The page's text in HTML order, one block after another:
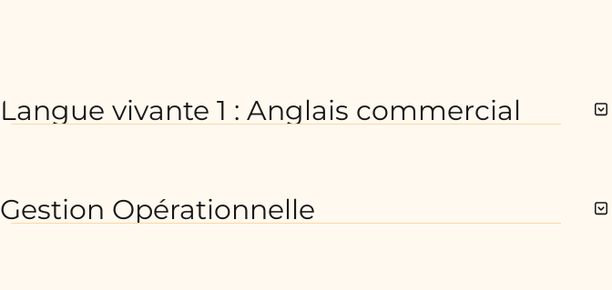
Langue vivante 1 : Anglais commercial
Gestion Opérationnelle